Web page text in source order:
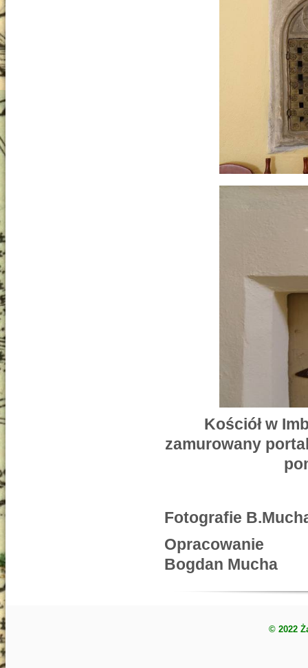
Kościół w
zamurowany
Fotografie
Opracowanie
Bogdan Mucha
© 2022